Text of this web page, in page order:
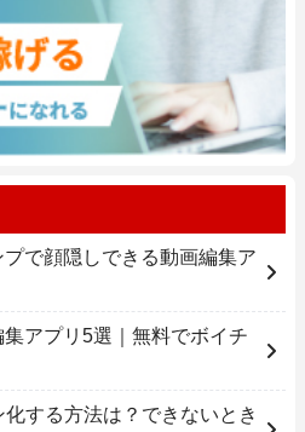
プで顔隠しできる動画編集ア
アプリ5選｜無料でボイチ
化する方法は？できないとき